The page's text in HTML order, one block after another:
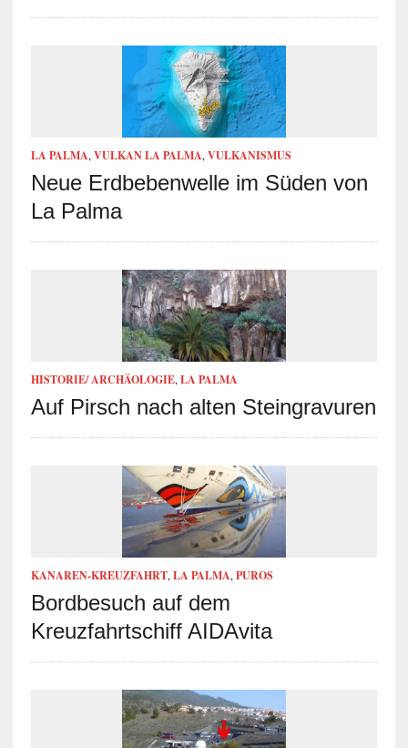
LA PALMA, VULKAN LA PALMA, VULKANISMUS
Neue Erdbebenwelle im Süden von
La Palma
HISTORIE/ ARCHÄOLOGIE, LA PALMA
Auf Pirsch nach alten Steingravuren
KANAREN-KREUZFAHRT, LA PALMA, PUROS
Bordbesuch auf dem
Kreuzfahrtschiff AIDAvita